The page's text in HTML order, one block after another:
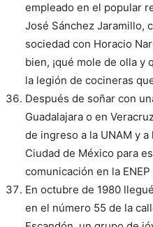
empleado en el popular
José Sánchez Jaramillo,
sociedad con Horacio
bien, ¡qué mole de olla y
la legión de cocineras
Después de soñar con
Guadalajara o en
de ingreso a la UNAM y
Ciudad de México para
comunicación en la
En octubre de 1980
en el número 55 de la